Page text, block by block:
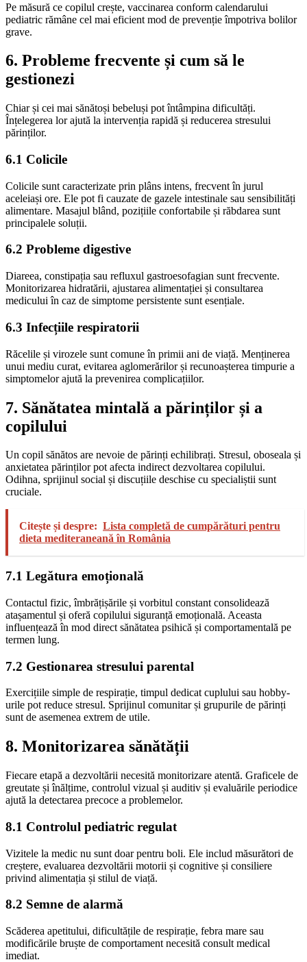
Pe măsură ce copilul crește, vaccinarea conform calendarului
pediatric rămâne cel mai eficient mod de prevenție împotriva bolilor
grave.
6. Probleme frecvente și cum să le
gestionezi
Chiar și cei mai sănătoși bebeluși pot întâmpina dificultăți.
Înțelegerea lor ajută la intervenția rapidă și reducerea stresului
părinților.
6.1 Colicile
Colicile sunt caracterizate prin plâns intens, frecvent în jurul
aceleiași ore. Ele pot fi cauzate de gazele intestinale sau sensibilități
alimentare. Masajul blând, pozițiile confortabile și răbdarea sunt
principalele soluții.
6.2 Probleme digestive
Diareea, constipația sau refluxul gastroesofagian sunt frecvente.
Monitorizarea hidratării, ajustarea alimentației și consultarea
medicului în caz de simptome persistente sunt esențiale.
6.3 Infecțiile respiratorii
Răcelile și virozele sunt comune în primii ani de viață. Menținerea
unui mediu curat, evitarea aglomerărilor și recunoașterea timpurie a
simptomelor ajută la prevenirea complicațiilor.
7. Sănătatea mintală a părinților și a
copilului
Un copil sănătos are nevoie de părinți echilibrați. Stresul, oboseala și
anxietatea părinților pot afecta indirect dezvoltarea copilului.
Odihna, sprijinul social și discuțiile deschise cu specialiștii sunt
cruciale.
Citește și despre: Lista completă de cumpărături pentru
dieta mediteraneană în România
7.1 Legătura emoțională
Contactul fizic, îmbrățișările și vorbitul constant consolidează
atașamentul și oferă copilului siguranță emoțională. Aceasta
influențează în mod direct sănătatea psihică și comportamentală pe
termen lung.
7.2 Gestionarea stresului parental
Exercițiile simple de respirație, timpul dedicat cuplului sau hobby-
urile pot reduce stresul. Sprijinul comunitar și grupurile de părinți
sunt de asemenea extrem de utile.
8. Monitorizarea sănătății
Fiecare etapă a dezvoltării necesită monitorizare atentă. Graficele de
greutate și înălțime, controlul vizual și auditiv și evaluările periodice
ajută la detectarea precoce a problemelor.
8.1 Controlul pediatric regulat
Vizitele la medic nu sunt doar pentru boli. Ele includ măsurători de
creștere, evaluarea dezvoltării motorii și cognitive și consiliere
privind alimentația și stilul de viață.
8.2 Semne de alarmă
Scăderea apetitului, dificultățile de respirație, febra mare sau
modificările bruște de comportament necesită consult medical
imediat.